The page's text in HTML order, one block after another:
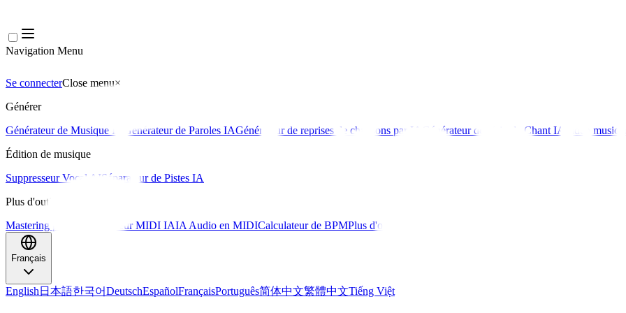
Navigation Menu
Se connecterClose menu×
Générer
Générateur de Musique IA
Générateur de Paroles IAGénérateur de reprises de chansons par IA Générateur de Voix de Chant IA
Vidéo
Édition de musique
Suppresseur Vocal AISéparateur de Pistes IA
Plus d'outils musicaux
Mastering par IA
Séquenceur MIDI IAIA Audio en MIDICalculateur de BPMPlus d'outils
Français
English 日本語한국어DeutschEspañolFrançaisPortuguês简体中文繁體中文Tiếng Việt